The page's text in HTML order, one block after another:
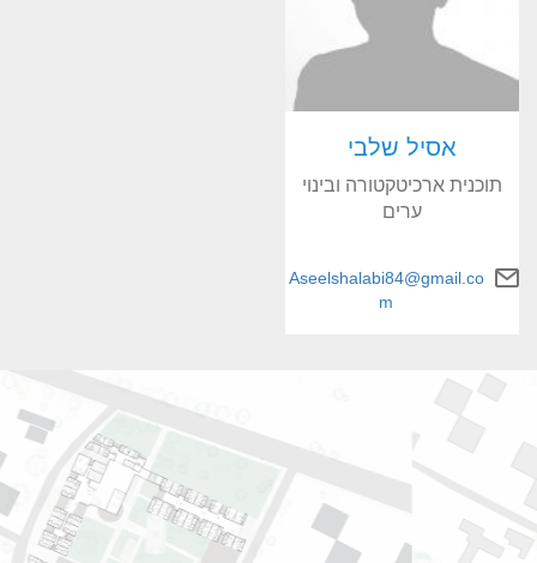
אסיל שלבי
תוכנית ארכיטקטורה ובינוי
ערים
Aseelshalabi84@gmail.co
m